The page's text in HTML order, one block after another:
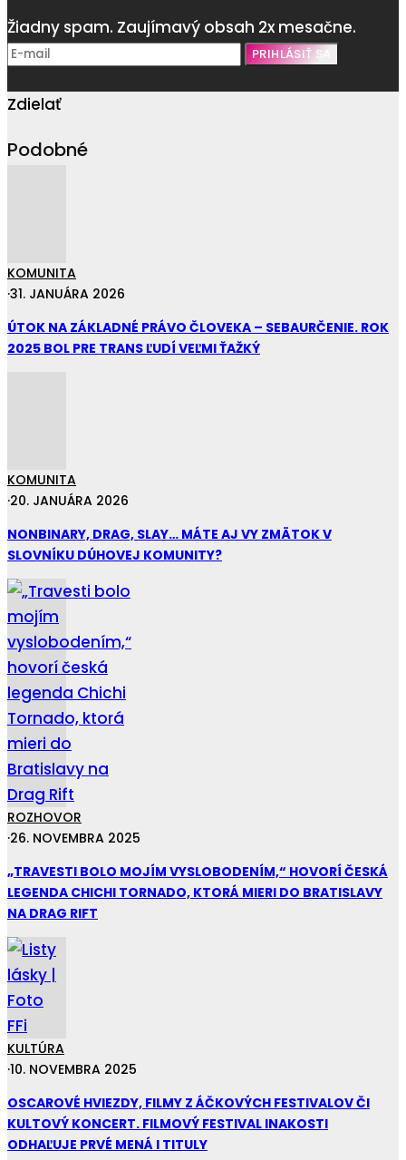
Žiadny spam. Zaujímavý obsah 2x mesačne.
Zdielať
Podobné
KOMUNITA
·31. JANUÁRA 2026
ÚTOK NA ZÁKLADNÉ PRÁVO ČLOVEKA – SEBAURČENIE. ROK
2025 BOL PRE TRANS ĽUDÍ VEĽMI ŤAŽKÝ
KOMUNITA
·20. JANUÁRA 2026
NONBINARY, DRAG, SLAY… MÁTE AJ VY ZMÄTOK V
SLOVNÍKU DÚHOVEJ KOMUNITY?
ROZHOVOR
·26. NOVEMBRA 2025
„TRAVESTI BOLO MOJÍM VYSLOBODENÍM,“ HOVORÍ ČESKÁ
LEGENDA CHICHI TORNADO, KTORÁ MIERI DO BRATISLAVY
NA DRAG RIFT
KULTÚRA
·10. NOVEMBRA 2025
OSCAROVÉ HVIEZDY, FILMY Z ÁČKOVÝCH FESTIVALOV ČI
KULTOVÝ KONCERT. FILMOVÝ FESTIVAL INAKOSTI
ODHAĽUJE PRVÉ MENÁ I TITULY